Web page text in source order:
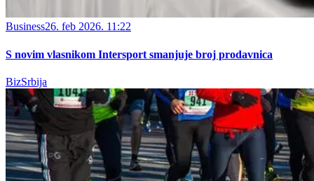
Business26. feb 2026. 11:22
S novim vlasnikom Intersport smanjuje broj prodavnica
BizSrbija